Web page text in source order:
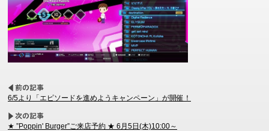
6/5より「エピソードを進めようキャンペーン」が開催！
★ ”Poppin' Burger”ご来店予約 ★ 6月5日(木)10:00～